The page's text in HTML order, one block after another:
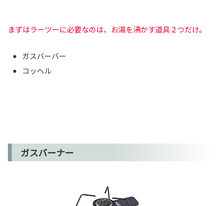
まずはラーツーに必要なのは、お湯を沸かす道具２つだけ。
ガスバーバー
コッヘル
ガスバーナー